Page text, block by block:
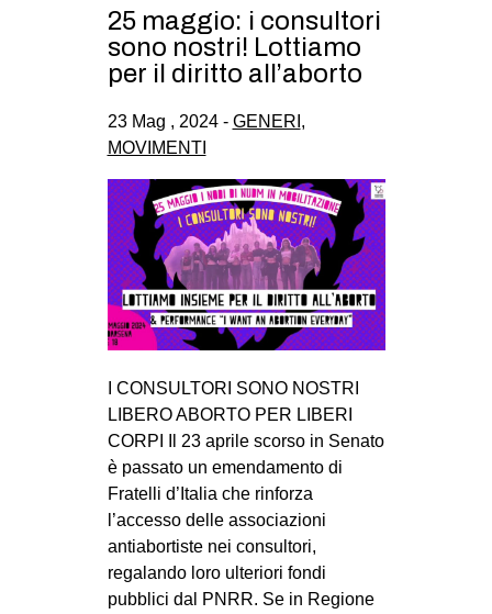
PRECARIATO
REPRESSIONE
CULTURE
ARTE
CINEMA
MANIFESTI
MUSICA
RECENSIONI
INTERNAZIONALE
AFRICA
AMERICHE
ESTREMO ORIENTE
EUROPA
MEDIO ORIENTE
MONDO
25 maggio: i consultori
sono nostri! Lottiamo
per il diritto all’aborto
23 Mag , 2024 - GENERI ,
MOVIMENTI
I CONSULTORI SONO NOSTRI
LIBERO ABORTO PER LIBERI
CORPI Il 23 aprile scorso in Senato
è passato un emendamento di
Fratelli d’Italia che rinforza
l’accesso delle associazioni
antiabortiste nei consultori,
regalando loro ulteriori fondi
pubblici dal PNRR. Se in Regione